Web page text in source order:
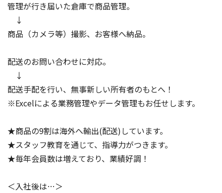
管理が行き届いた倉庫で商品管理。
↓
商品（カメラ等）撮影、お客様へ納品。
配送のお問い合わせに対応。
↓
配送手配を行い、無事新しい所有者のもとへ！
※Excelによる業務管理やデータ管理もお任せします。
★商品の9割は海外へ輸出(配送)しています。
★スタッフ教育を通じて、指導力がつきます。
★毎年会員数は増えており、業績好調！
＜入社後は…＞